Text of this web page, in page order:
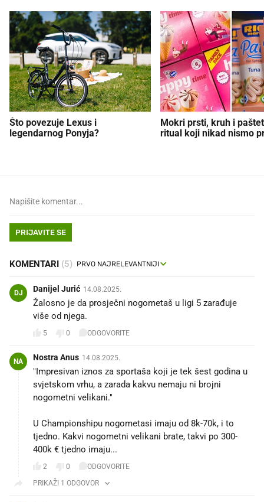
Što povezuje Lexus i
legendarnog Ponyja?
Mokri prsti, kruh i
ritual koji nikad nismo
PRIJAVITE SE
KOMENTARI (5)
DJ Danijel Jurić 14.08.2025.
Žalosno je da prosječni nogometaš u ligi 5 zarađuje
više od njega.
5 0 ODGOVORITE
NA Nostra Anus 14.08.2025.
"Impresivan iznos za sportaša koji je tek šest godina u
svjetskom vrhu, a zarada kakvu nemaju ni brojni
nogometni velikani."
U Championshipu nogometasi imaju od 8k-70k, i to
tjedno. Kakvi nogometni velikani brate, takvi po 300-
400k € tjedno imaju...
2 0
ODGOVORITE
PRIKAŽI 1 ODGOVOR